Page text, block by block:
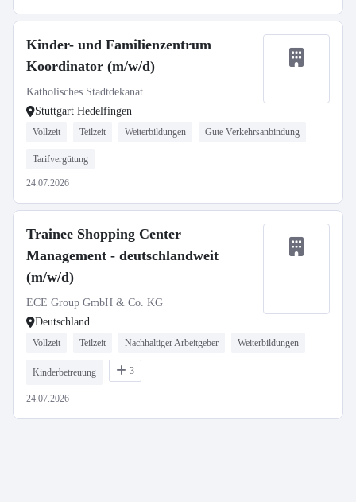
Kinder- und Familienzentrum
Koordinator (m/w/d)
Katholisches Stadtdekanat
Stuttgart Hedelfingen
Vollzeit Teilzeit Weiterbildungen Gute Verkehrsanbindung
Tarifvergütung
24.07.2026
Trainee Shopping Center
Management - deutschlandweit
(m/w/d)
ECE Group GmbH & Co. KG
Deutschland
Vollzeit Teilzeit Nachhaltiger Arbeitgeber Weiterbildungen
Kinderbetreuung 3
24.07.2026